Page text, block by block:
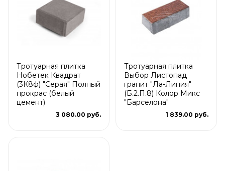
Тротуарная плитка
Нобетек Квадрат
(3К8ф) "Серая" Полный
прокрас (белый
цемент)
3 080.00 руб.
Тротуарная плитка
Выбор Листопад
гранит "Ла-Линия"
(Б.2.П.8) Колор Микс
"Барселона"
1 839.00 руб.